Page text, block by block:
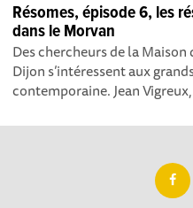
Résomes, épisode 6, les
dans le Morvan
Des chercheurs de la
Dijon s’intéressent aux
contemporaine. Jean